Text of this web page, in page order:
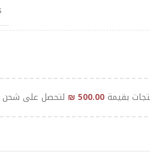
بقيمة ₪500.00 لتحصل على شحن